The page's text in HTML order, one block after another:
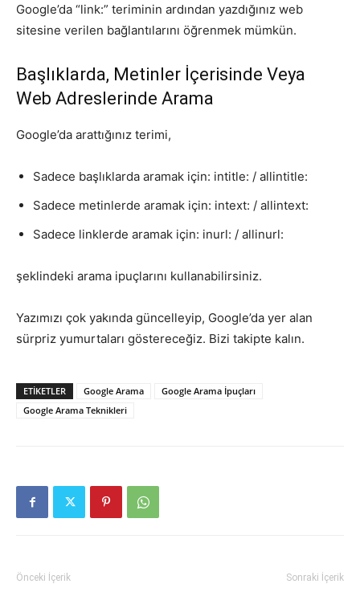
Google’da “link:” teriminin ardından yazdığınız web
sitesine verilen bağlantılarını öğrenmek mümkün.
Başlıklarda, Metinler İçerisinde Veya
Web Adreslerinde Arama
Google’da arattığınız terimi,
Sadece başlıklarda aramak için: intitle: / allintitle:
Sadece metinlerde aramak için: intext: / allintext:
Sadece linklerde aramak için: inurl: / allinurl:
şeklindeki arama ipuçlarını kullanabilirsiniz.
Yazımızı çok yakında güncelleyip, Google’da yer alan
sürpriz yumurtaları göstereceğiz. Bizi takipte kalın.
ETIKETLER Google Arama
Google Arama İpuçları
Google Arama Teknikleri
Önceki İçerik Sonraki İçerik